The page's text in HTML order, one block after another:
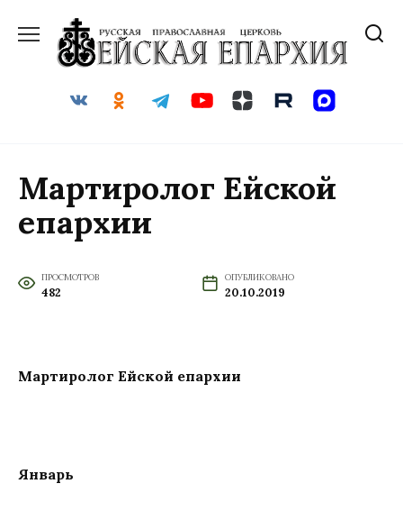
содержанию
Мартиролог Ейской
епархии
ПРОСМОТРОВ
482
ОПУБЛИКОВАНО
20.10.2019
Мартиролог Ейской епархии
Январь